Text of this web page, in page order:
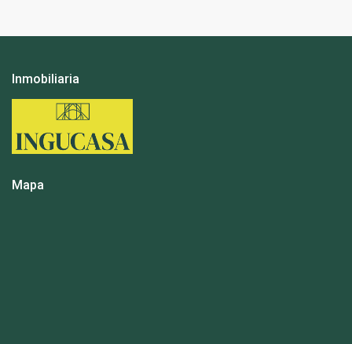
Inmobiliaria
Mapa